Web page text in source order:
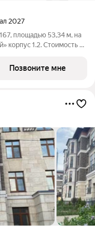
2027
площадью 53,34 м, на
1.2. Стоимость от
расположился в
Позвоните мне